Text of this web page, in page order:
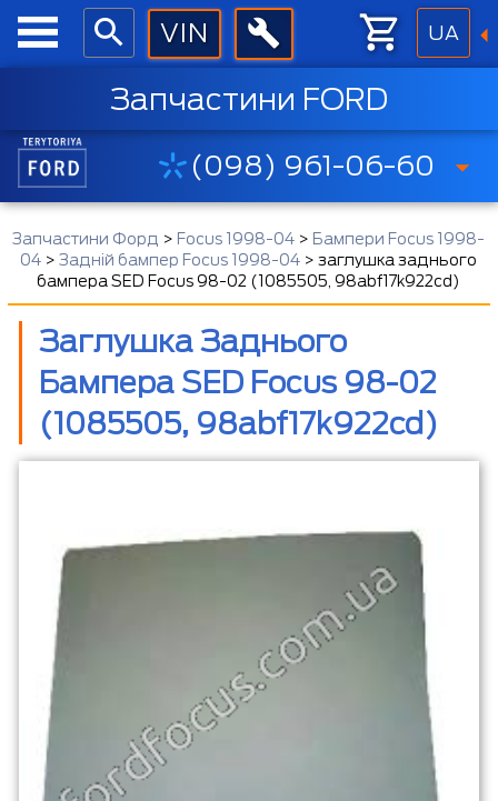
UA
Запчастини FORD
(098) 961-06-60
Запчастини Форд > Focus 1998-04 > Бампери Focus 1998-
04 >Задній бампер Focus 1998-04 >заглушка заднього
бампера SED Focus 98-02 (1085505, 98abf17k922cd)
Заглушка Заднього
Бампера SED Focus 98-02
(1085505, 98abf17k922cd)